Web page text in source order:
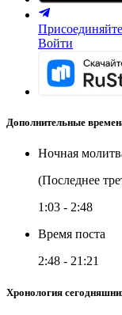
Войти
Дополнительные
Ночная
(Последнее
1:03 - 2:48
Время поста
2:48 - 21:21
Хронология